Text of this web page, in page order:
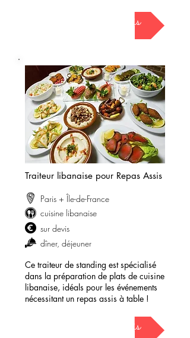
demander mon devis
Traiteur libanaise pour Repas Assis
Paris + Île-de-France
cuisine libanaise
sur devis
dîner, déjeuner
Ce traiteur de standing est spécialisé
dans la préparation de plats de cuisine
libanaise, idéals pour les événements
nécessitant un repas assis à table !
demander mon devis